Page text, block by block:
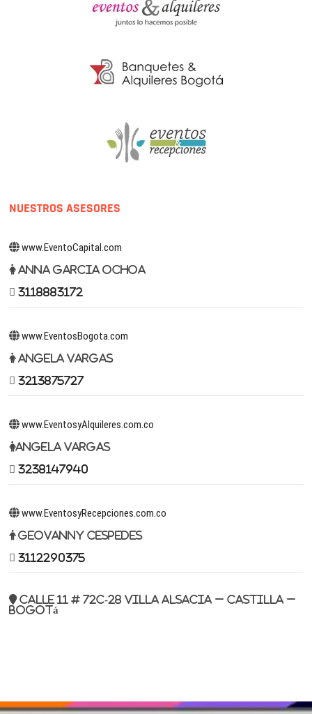
NUESTROS ASESORES
www.EventoCapital.com
Anna Garcia Ochoa
3118883172
www.EventosBogota.com
Angela Vargas
3213875727
www.EventosyAlquileres.com.co
Angela Vargas
3238147940
www.EventosyRecepciones.com.co
Geovanny Cespedes
3112290375
Calle 11 # 72c-28 Villa Alsacia – Castilla –
Bogotá